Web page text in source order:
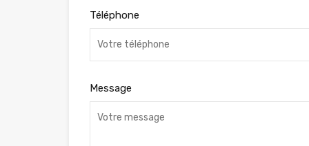
Téléphone
Message